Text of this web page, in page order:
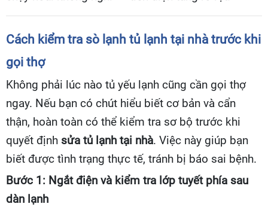
Cách kiểm tra sò lạnh tủ lạnh tại nhà trước khi
gọi thợ
Không phải lúc nào tủ yếu lạnh cũng cần gọi thợ
ngay. Nếu bạn có chút hiểu biết cơ bản và cẩn
thận, hoàn toàn có thể kiểm tra sơ bộ trước khi
quyết định sửa tủ lạnh tại nhà. Việc này giúp bạn
biết được tình trạng thực tế, tránh bị báo sai bệnh.
Bước 1: Ngắt điện và kiểm tra lớp tuyết phía sau
dàn lạnh